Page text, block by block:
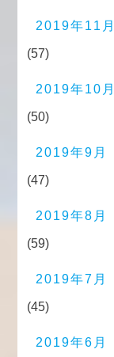
2019年11月
(57)
2019年10月
(50)
2019年9月
(47)
2019年8月
(59)
2019年7月
(45)
2019年6月